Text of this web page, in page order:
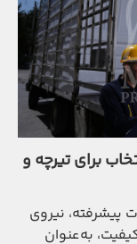
برای تیرچه و
پیشرفته، نیروی
به‌عنوان